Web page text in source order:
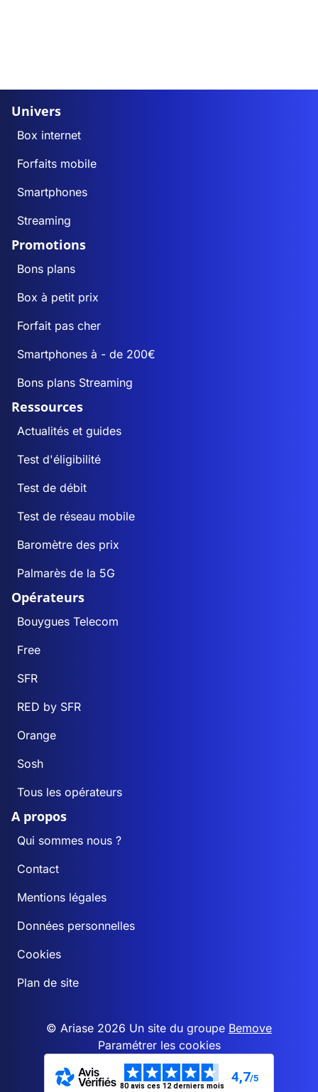
Univers
Box internet
Forfaits mobile
Smartphones
Streaming
Promotions
Bons plans
Box à petit prix
Forfait pas cher
Smartphones à - de 200€
Bons plans Streaming
Ressources
Actualités et guides
Test d'éligibilité
Test de débit
Test de réseau mobile
Baromètre des prix
Palmarès de la 5G
Opérateurs
Bouygues Telecom
Free
SFR
RED by SFR
Orange
Sosh
Tous les opérateurs
A propos
Qui sommes nous ?
Contact
Mentions légales
Données personnelles
Cookies
Plan de site
© Ariase 2026 Un site du groupe Bemove
Paramétrer les cookies
80 avis ces 12 derniers mois
4,7/5